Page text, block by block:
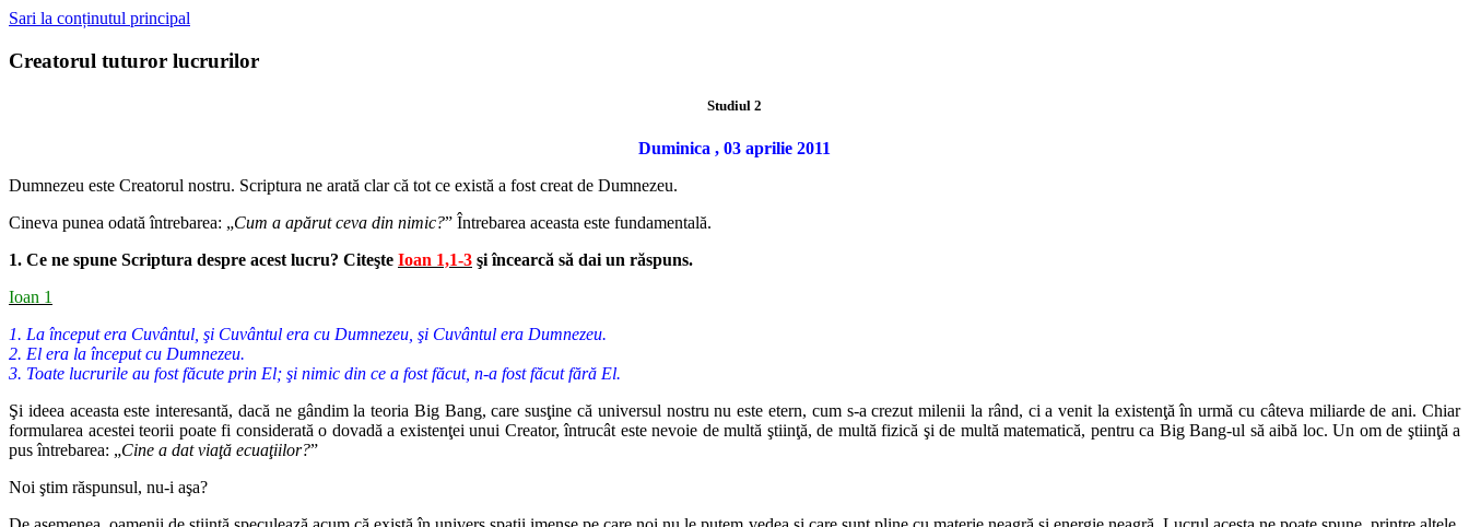
Sari la conținutul principal
Creatorul tuturor lucrurilor
Studiul 2
Duminica , 03 aprilie 2011
Dumnezeu este Creatorul nostru. Scriptura ne arată clar că tot ce există a fost creat de Dumnezeu.
Cineva punea odată întrebarea: „Cum a apărut ceva din nimic?” Întrebarea aceasta este fundamentală.
1. Ce ne spune Scriptura despre acest lucru? Citeşte Ioan 1,1-3 şi încearcă să dai un răspuns.
Ioan 1
1. La început era Cuvântul, şi Cuvântul era cu Dumnezeu, şi Cuvântul era Dumnezeu.
2. El era la început cu Dumnezeu.
3. Toate lucrurile au fost făcute prin El; şi nimic din ce a fost făcut, n-a fost făcut fără El.
Şi ideea aceasta este interesantă, dacă ne gândim la teoria Big Bang, care susţine că universul nostru nu este etern, cum s-a crezut milenii la rând, ci a venit la existenţă în urmă cu câteva miliarde de ani. Chiar
formularea acestei teorii poate fi considerată o dovadă a existenţei unui Creator, întrucât este nevoie de multă ştiinţă, de multă fizică şi de multă matematică, pentru ca Big Bang-ul să aibă loc. Un om de ştiinţă a
pus întrebarea: „Cine a dat viaţă ecuaţiilor?”
Noi ştim răspunsul, nu-i aşa?